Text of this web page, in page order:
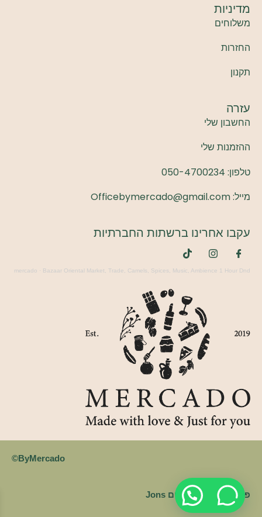
מדיניות
משלוחים
החזרות
תקנון
עזרה
החשבון שלי
ההזמנות שלי
טלפון: 050-4700234
מייל: Officebymercado@gmail.com
עקבו אחרינו ברשתות החברתיות
mercado · Bazaar Oriental Market, Trade, Camels, Spices, Music, Ambience 1 Hour Dnd
פרסום ובניית אתרים Jons
ByMercado©